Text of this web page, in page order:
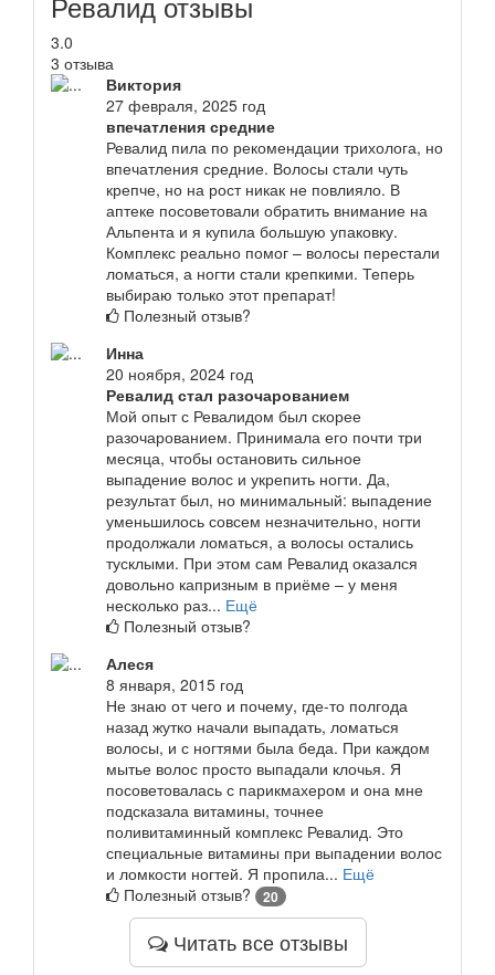
3.0
3 отзыва
Виктория
27 февраля, 2025 год
впечатления средние
Ревалид пила по рекомендации трихолога, но
впечатления средние. Волосы стали чуть
крепче, но на рост никак не повлияло. В
аптеке посоветовали обратить внимание на
Альпента и я купила большую упаковку.
Комплекс реально помог – волосы перестали
ломаться, а ногти стали крепкими. Теперь
выбираю только этот препарат!
Полезный отзыв?
Инна
20 ноября, 2024 год
Ревалид стал разочарованием
Мой опыт с Ревалидом был скорее
разочарованием. Принимала его почти три
месяца, чтобы остановить сильное
выпадение волос и укрепить ногти. Да,
результат был, но минимальный: выпадение
уменьшилось совсем незначительно, ногти
продолжали ломаться, а волосы остались
тусклыми. При этом сам Ревалид оказался
довольно капризным в приёме – у меня
несколько раз... Ещё
Полезный отзыв?
Алеся
8 января, 2015 год
Не знаю от чего и почему, где-то полгода
назад жутко начали выпадать, ломаться
волосы, и с ногтями была беда. При каждом
мытье волос просто выпадали клочья. Я
посоветовалась с парикмахером и она мне
подсказала витамины, точнее
поливитаминный комплекс Ревалид. Это
специальные витамины при выпадении волос
и ломкости ногтей. Я пропила... Ещё
Полезный отзыв?
20
Читать все отзывы